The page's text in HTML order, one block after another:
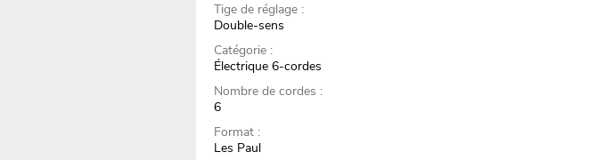
Tige de réglage :
Double-sens
Catégorie :
Électrique 6-cordes
Nombre de cordes :
6
Format :
Les Paul